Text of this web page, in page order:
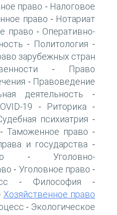
право - Налоговое
право - Нотариат
право - Оперативно-
- Политология -
зарубежных стран
-
Право
- Правоведение
деятельность -
19 - Риторика -
психиатрия -
- Таможенное право -
и государства -
-Уголовно-
- Уголовное право -
- Философия -
Хозяйственное право
- Экологическое